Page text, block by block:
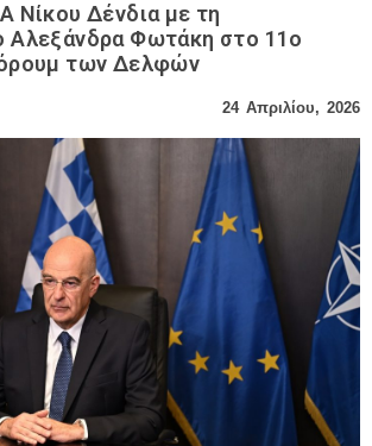
Νίκου Δένδια με τη
Αλεξάνδρα Φωτάκη στο 11ο
των Δελφών
24 Απριλίου, 2026